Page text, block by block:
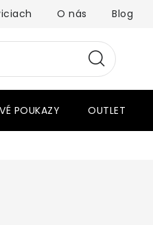
O nás Blog
POUKAZY OUTLET